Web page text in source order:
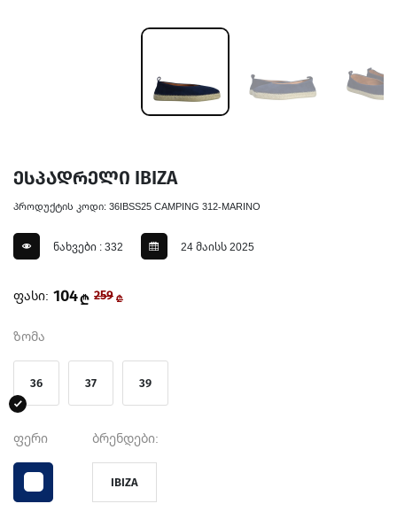
ესპადრელი IBIZA
პროდუქტის კოდი: 36IBSS25 CAMPING 312-MARINO
ნახვები : 332 24 მაისს 2025
ფასი: 104₾ 259 ₾
ზომა
36 37 39
ფერი ბრენდები:
IBIZA